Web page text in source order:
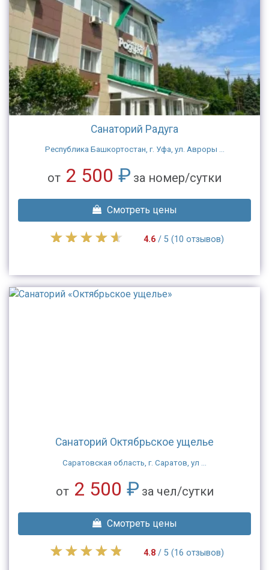
Санаторий Радуга
Республика Башкортостан, г. Уфа, ул. Авроры ...
от 2 500 ₽ за номер/сутки
Смотреть цены
4.6/ 5 (10 отзывов)
Санаторий Октябрьское ущелье
Саратовская область, г. Саратов, ул ...
от 2 500 ₽ за чел/сутки
Смотреть цены
4.8/ 5 (16 отзывов)